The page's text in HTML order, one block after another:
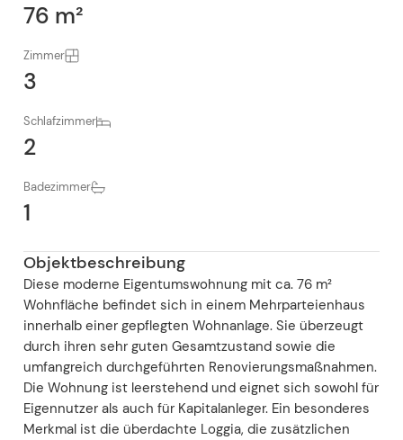
76 m²
Zimmer
3
Schlafzimmer
2
Badezimmer
1
Objektbeschreibung
Diese moderne Eigentumswohnung mit ca. 76 m²
Wohnfläche befindet sich in einem Mehrparteienhaus
innerhalb einer gepflegten Wohnanlage. Sie überzeugt
durch ihren sehr guten Gesamtzustand sowie die
umfangreich durchgeführten Renovierungsmaßnahmen.
Die Wohnung ist leerstehend und eignet sich sowohl für
Eigennutzer als auch für Kapitalanleger. Ein besonderes
Merkmal ist die überdachte Loggia, die zusätzlichen